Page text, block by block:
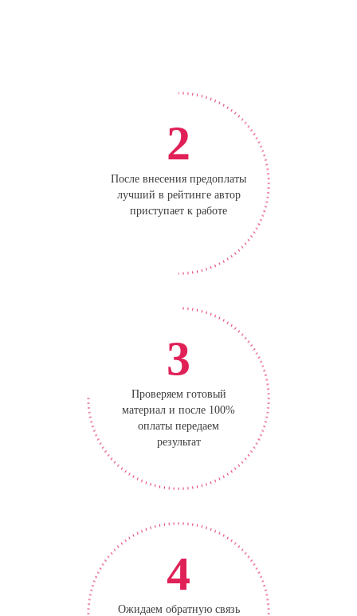
2
После внесения предоплаты
лучший в рейтинге автор
приступает к работе
3
Проверяем готовый
материал и после 100%
оплаты передаем
результат
4
Ожидаем обратную связь